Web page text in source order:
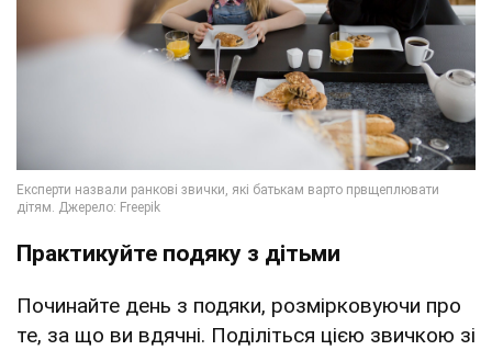
Практикуйте подяку з дітьми
Починайте день з подяки, розмірковуючи про
те, за що ви вдячні. Поділіться цією звичкою зі